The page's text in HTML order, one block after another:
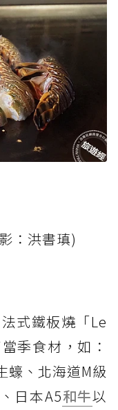
：洪書瑱)
式鐵板燒「Le
季食材，如：
蠔、北海道M級
日本A5和牛以